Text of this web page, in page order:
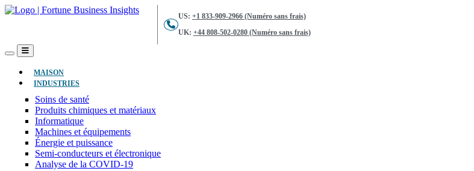
US: +1 833-909-2966 (Numéro sans frais)
UK: +44 808-502-0280 (Numéro sans frais)
MAISON(ACTUEL)
INDUSTRIES
Soins de santé
Produits chimiques et matériaux
Informatique
Machines et équipements
Énergie et puissance
Semi-conducteurs et électronique
Analyse de la COVID-19